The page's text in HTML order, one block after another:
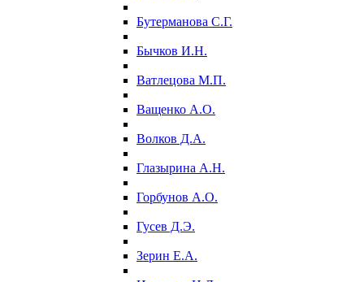
Бутерманова С.Г.
Бычков И.Н.
Ватлецова М.П.
Ващенко А.О.
Волков Д.А.
Глазырина А.Н.
Горбунов А.О.
Гусев Д.Э.
Зерин Е.А.